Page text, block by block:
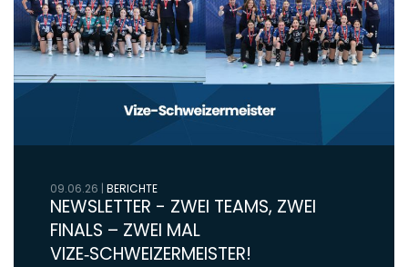
09.06.26 | BERICHTE
NEWSLETTER - ZWEI TEAMS, ZWEI
FINALS – ZWEI MAL
VIZE‑SCHWEIZERMEISTER!